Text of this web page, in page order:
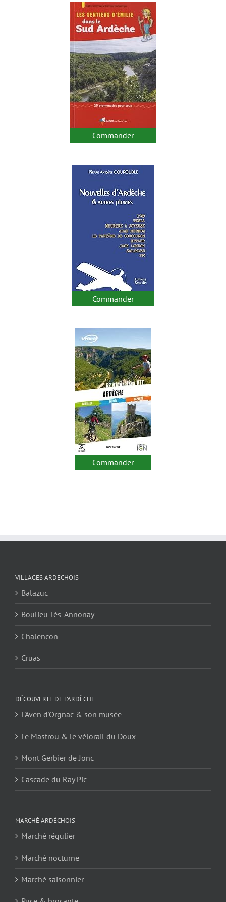
Commander
Commander
Commander
VILLAGES ARDECHOIS
Balazuc
Boulieu-lès-Annonay
Chalencon
Cruas
DÉCOUVERTE DE L’ARDÈCHE
L'Aven d'Orgnac & son musée
Le Mastrou & le vélorail du Doux
Mont Gerbier de Jonc
Cascade du Ray Pic
MARCHÉ ARDÉCHOIS
Marché régulier
Marché nocturne
Marché saisonnier